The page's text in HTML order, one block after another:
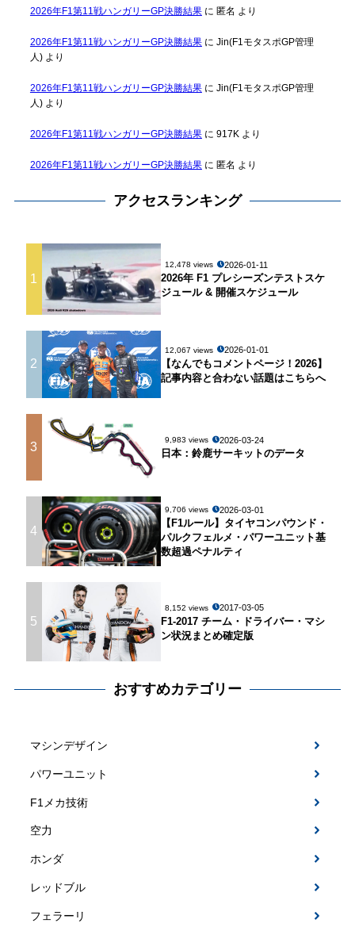
2026年F1第11戦ハンガリーGP決勝結果に 匿名 より
2026年F1第11戦ハンガリーGP決勝結果に Jin(F1モタスポGP管理
人)より
2026年F1第11戦ハンガリーGP決勝結果に Jin(F1モタスポGP管理
人)より
2026年F1第11戦ハンガリーGP決勝結果に 917Kより
2026年F1第11戦ハンガリーGP決勝結果に 匿名 より
アクセスランキング
1
12,478 views 2026-01-11
2026年 F1 プレシーズンテストスケ
ジュール & 開催スケジュール
2
12,067 views 2026-01-01
【なんでもコメントページ！2026】
記事内容と合わない話題はこちらへ
3 9,983 views 2026-03-24
日本：鈴鹿サーキットのデータ
4
9,706 views 2026-03-01
【F1ルール】タイヤコンパウンド・
パルクフェルメ・パワーユニット基
数超過ペナルティ
5
8,152 views 2017-03-05
F1-2017 チーム・ドライバー・マシ
ン状況まとめ確定版
おすすめカテゴリー
マシンデザイン
パワーユニット
F1メカ技術
空力
ホンダ
レッドブル
フェラーリ